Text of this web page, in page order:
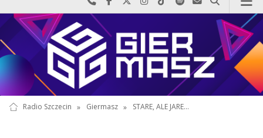
Radio Szczecin » Giermasz » STARE, ALE JARE...